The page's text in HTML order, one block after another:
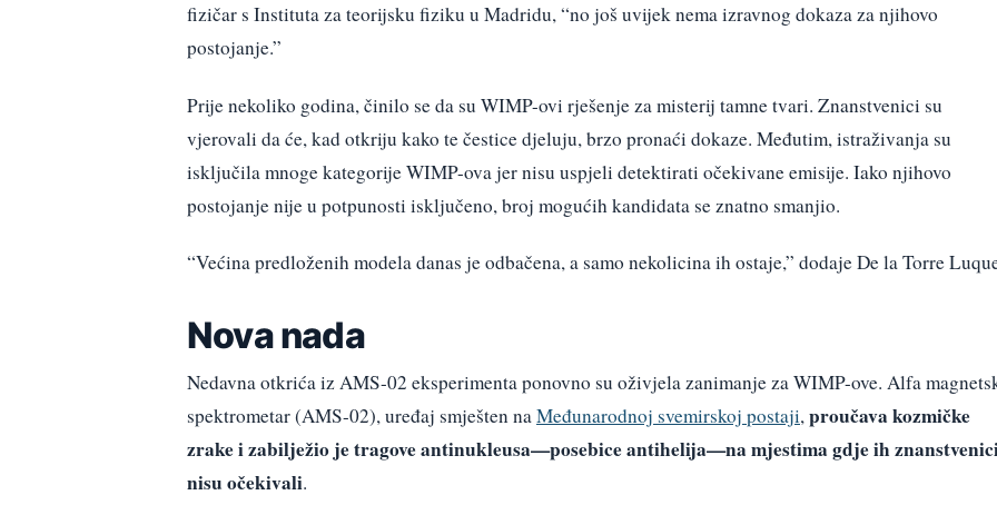
fizičar s Instituta za teorijsku fiziku u Madridu, “no još uvijek nema izravnog dokaza za njihovo
postojanje.”
Prije nekoliko godina, činilo se da su WIMP-ovi rješenje za misterij tamne tvari. Znanstvenici su
vjerovali da će, kad otkriju kako te čestice djeluju, brzo pronaći dokaze. Međutim, istraživanja su
isključila mnoge kategorije WIMP-ova jer nisu uspjeli detektirati očekivane emisije. Iako njihovo
postojanje nije u potpunosti isključeno, broj mogućih kandidata se znatno smanjio.
“Većina predloženih modela danas je odbačena, a samo nekolicina ih ostaje,” dodaje De la Torre
Nova nada
Nedavna otkrića iz AMS-02 eksperimenta ponovno su oživjela zanimanje za WIMP-ove. Alfa
spektrometar (AMS-02), uređaj smješten naMeđunarodnoj svemirskoj postaji,proučava kozmičke
zrake i zabilježio je tragove antinukleusa—posebice antihelija—na mjestima gdje ih
nisu očekivali.